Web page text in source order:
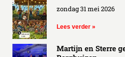
zondag 31 mei 2026
Lees verder »
Martijn en Sterre